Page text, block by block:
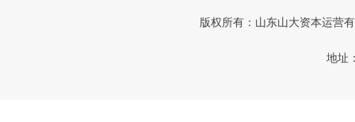
版权所有：山东山大资本运
地址